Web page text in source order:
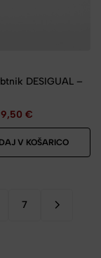
DESIGUAL –
€
V KOŠARICO
7